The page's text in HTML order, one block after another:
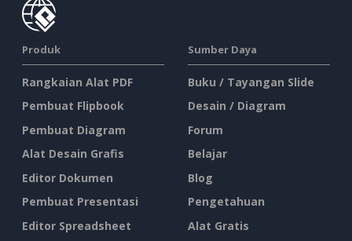
Produk
Rangkaian Alat PDF
Pembuat Flipbook
Pembuat Diagram
Alat Desain Grafis
Editor Dokumen
Pembuat Presentasi
Editor Spreadsheet
Sumber Daya
Buku / Tayangan Slide
Desain / Diagram
Forum
Belajar
Blog
Pengetahuan
Alat Gratis